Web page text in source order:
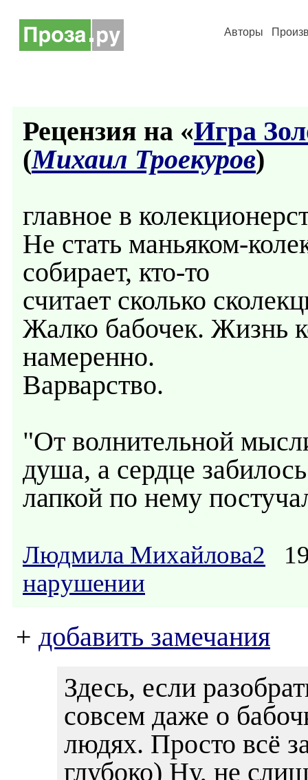
Авторы
Рецензия на «Игра
(Михаил Троекуров)
главное в
Не стать маньяком-
собирает, кто-то
считает сколько
Жалко бабочек. Жизнь
намеренно.
Варварство.
"От волнительной
душа, а сердце
лапкой по нему
Людмила Михайлова2
нарушении
+ добавить замечания
Здесь, если
совсем даже о
людях. Просто всё
глубоко) Ну, не